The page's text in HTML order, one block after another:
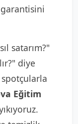
satarım?"
diye
Eğitim